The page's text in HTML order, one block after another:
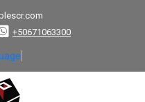
+50671063300